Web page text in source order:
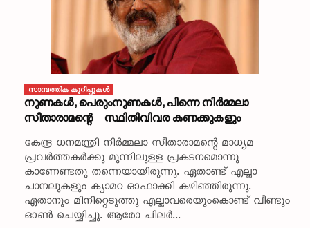
സാമ്പത്തിക കുറിപ്പുകള്‍
നുണകൾ, പെരുംനുണകൾ, പിന്നെ നിർമ്മലാ
സീതാരാമന്റെ സ്ഥിതിവിവര കണക്കുകളും
കേന്ദ്ര ധനമന്ത്രി നിർമ്മലാ സീതാരാമന്റെ മാധ്യമ
പ്രവർത്തകർക്കു മുന്നിലുള്ള പ്രകടനമൊന്നു
കാണേണ്ടതു തന്നെയായിരുന്നു. ഏതാണ്ട് എല്ലാ
ചാനലുകളും ക്യാമറ ഓഫാക്കി കഴിഞ്ഞിരുന്നു.
ഏതാനും മിനിറ്റെടുത്തു എല്ലാവരെയുംകൊണ്ട് വീണ്ടും
ഓൺ ചെയ്യിച്ചു. ആരോ ചിലർ...